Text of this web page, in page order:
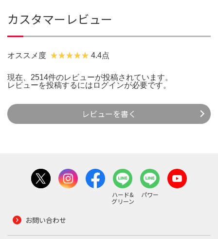
カスタマーレビュー
オススメ度 4.4点
現在、2514件のレビューが投稿されています。
レビューを投稿するには ログインが必要です。
レビューを書く
ハード&
グリーン
パワー
お問い合わせ